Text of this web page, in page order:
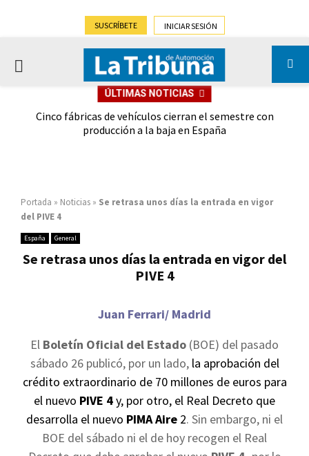
SUSCRÍBETE INICIAR SESIÓN
PRIMARY
ÚLTIMAS NOTICIAS
Cinco fábricas de vehículos cierran el semestre con
producción a la baja en España
Portada » Noticias » Se retrasa unos días la entrada en vigor
del PIVE 4
España General
Se retrasa unos días la entrada en vigor del
PIVE 4
Juan Ferrari/ Madrid
El Boletín Oficial del Estado (BOE) del pasado
sábado 26 publicó, por un lado, la aprobación del
crédito extraordinario de 70 millones de euros para
el nuevo PIVE 4y, por otro, el Real Decreto que
desarrolla el nuevo PIMA Aire 2. Sin embargo, ni el
BOE del sábado ni el de hoy recogen el Real